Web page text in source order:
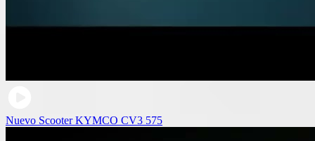
Nuevo Scooter KYMCO CV3 575